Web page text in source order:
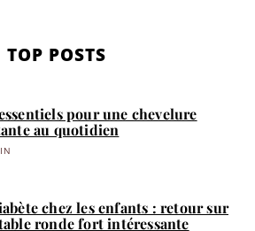
TOP POSTS
pour une chevelure
au quotidien
chez les enfants : retour sur
ronde fort intéressante